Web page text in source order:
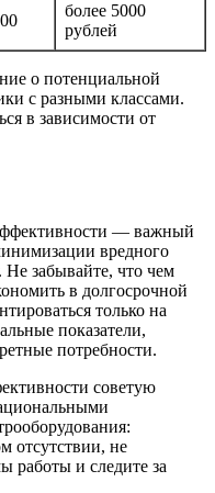
более 5000
рублей
о потенциальной
с разными классами.
в зависимости от
— важный
вредного
забывайте, что чем
в долгосрочной
только на
показатели,
потребности.
советую
отсутствии, не
работы и следите за